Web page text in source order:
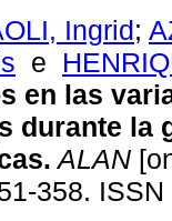
Ingrid;
e
en las
durante la
. ALAN
358.